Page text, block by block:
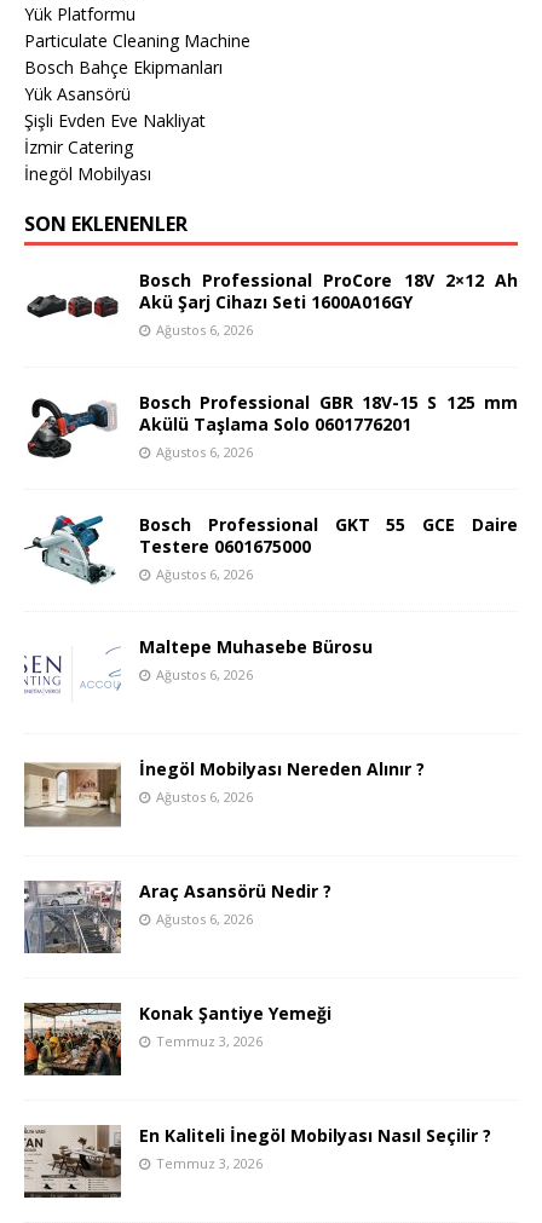
Yük Platformu
Particulate Cleaning Machine
Bosch Bahçe Ekipmanları
Yük Asansörü
Şişli Evden Eve Nakliyat
İzmir Catering
İnegöl Mobilyası
SON EKLENENLER
Bosch Professional ProCore 18V 2×12 Ah
Akü Şarj Cihazı Seti 1600A016GY
Ağustos 6, 2026
Bosch Professional GBR 18V-15 S 125 mm
Akülü Taşlama Solo 0601776201
Ağustos 6, 2026
Bosch Professional GKT 55 GCE Daire
Testere 0601675000
Ağustos 6, 2026
Maltepe Muhasebe Bürosu
Ağustos 6, 2026
İnegöl Mobilyası Nereden Alınır ?
Ağustos 6, 2026
Araç Asansörü Nedir ?
Ağustos 6, 2026
Konak Şantiye Yemeği
Temmuz 3, 2026
En Kaliteli İnegöl Mobilyası Nasıl Seçilir ?
Temmuz 3, 2026